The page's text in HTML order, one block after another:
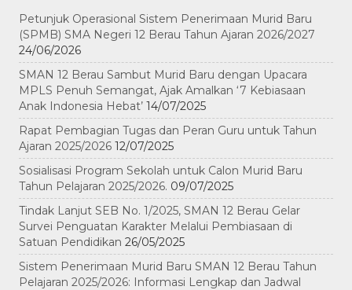
Petunjuk Operasional Sistem Penerimaan Murid Baru
(SPMB) SMA Negeri 12 Berau Tahun Ajaran 2026/2027
24/06/2026
SMAN 12 Berau Sambut Murid Baru dengan Upacara
MPLS Penuh Semangat, Ajak Amalkan ‘7 Kebiasaan
Anak Indonesia Hebat’ 14/07/2025
Rapat Pembagian Tugas dan Peran Guru untuk Tahun
Ajaran 2025/2026 12/07/2025
Sosialisasi Program Sekolah untuk Calon Murid Baru
Tahun Pelajaran 2025/2026. 09/07/2025
Tindak Lanjut SEB No. 1/2025, SMAN 12 Berau Gelar
Survei Penguatan Karakter Melalui Pembiasaan di
Satuan Pendidikan 26/05/2025
Sistem Penerimaan Murid Baru SMAN 12 Berau Tahun
Pelajaran 2025/2026: Informasi Lengkap dan Jadwal